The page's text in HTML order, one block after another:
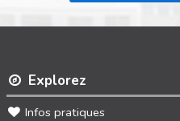
Explorez
Infos pratiques